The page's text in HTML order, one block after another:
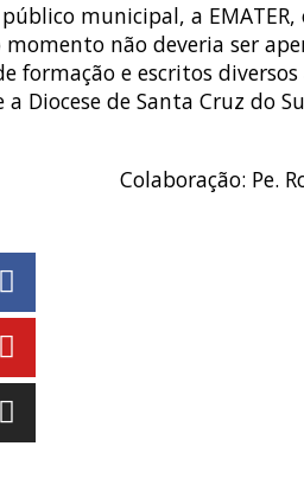
municipal, a
não deveria ser
formação e escritos
Diocese de Santa Cruz do
Colaboração: Pe.